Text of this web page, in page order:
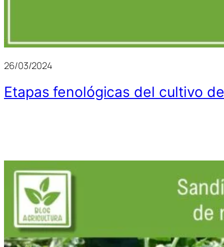
26/03/2024
Etapas fenológicas del cultivo